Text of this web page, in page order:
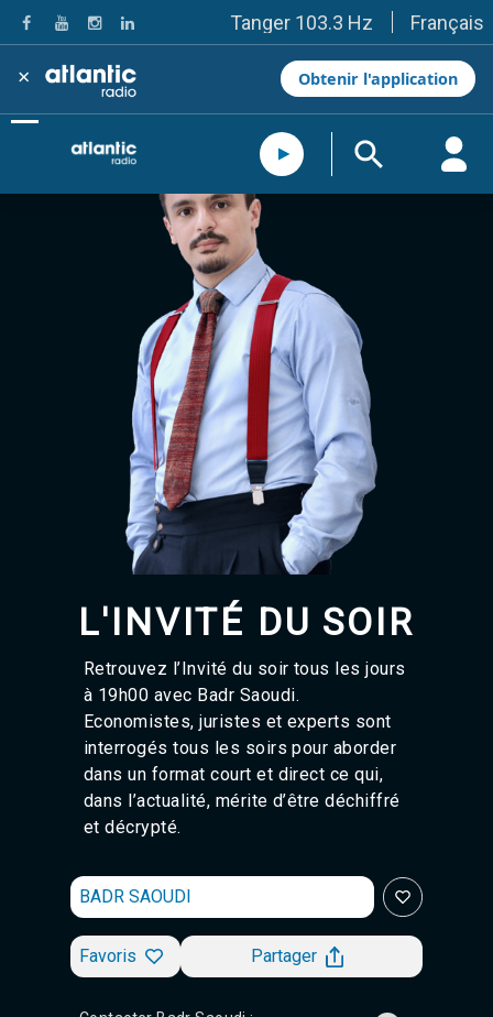
Tanger 103.3 Hz
Tétouan 87.8 Hz
Fès 98.8 Hz
Meknès 97.2 Hz
El Jadida 97.3
Settat 104,6
Chefchaouen 106.4
Taounate 95.6
Tiznit 103.1
SkhourRhamna 92.2
Taroudant 104.9
Guelmim 91.9
Tan-Tan 95.2
Tafraout 104.9
Casablanca 92.5 Hz
Rabat, Salé 106.9 Hz
Marrakech 90.5 Hz
Agadir 99.7 Hz
Tanger 103.3 Hz
Tétouan 87.8 Hz
Fès 98.8 Hz
Meknès 97.2 Hz
Settat 104,6
Essaouira 96.6
Taza 103.0
Taounate 95.6
Tiznit 103.1
SkhourRhamna 92.2
Taroudant 104.9
Tafraout 104.9
Français
× Obtenir l'application
L'INVITÉ DU SOIR
Retrouvez l’Invité du soir tous les jours
à 19h00 avec Badr Saoudi.
Economistes, juristes et experts sont
interrogés tous les soirs pour aborder
dans un format court et direct ce qui,
dans l’actualité, mérite d’être déchiffré
et décrypté.
BADR SAOUDI
Favoris Partager